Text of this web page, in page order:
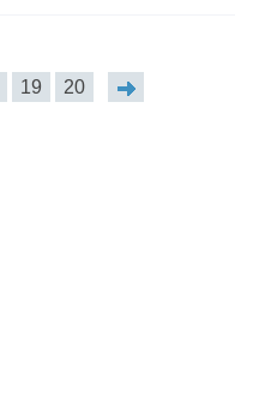
19 20